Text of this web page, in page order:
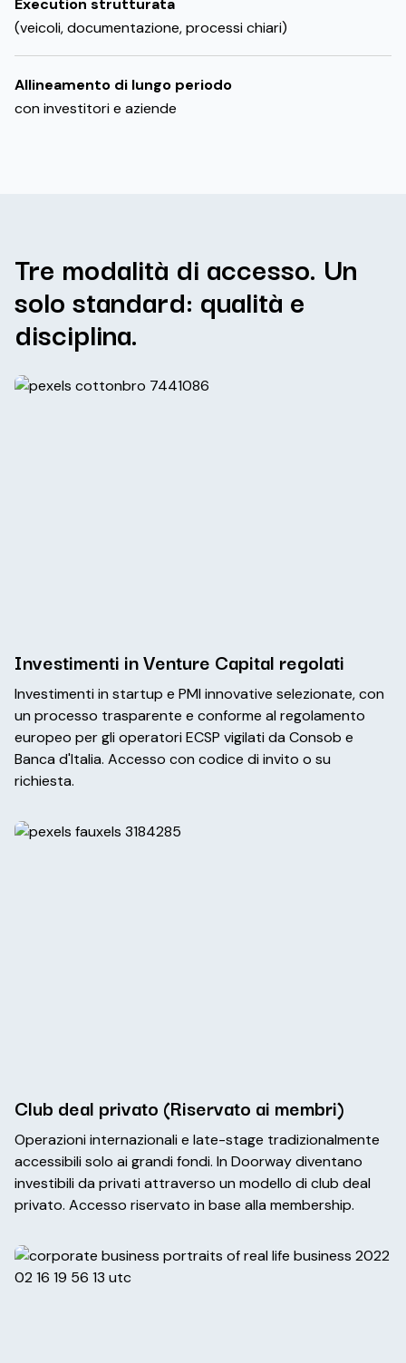
Execution strutturata
(veicoli, documentazione, processi chiari)
Allineamento di lungo periodo
con investitori e aziende
Tre modalità di accesso. Un
solo standard: qualità e
disciplina.
Investimenti in Venture Capital regolati
Investimenti in startup e PMI innovative selezionate, con
un processo trasparente e conforme al regolamento
europeo per gli operatori ECSP vigilati da Consob e
Banca d'Italia. Accesso con codice di invito o su
richiesta.
Club deal privato (Riservato ai membri)
Operazioni internazionali e late-stage tradizionalmente
accessibili solo ai grandi fondi. In Doorway diventano
investibili da privati attraverso un modello di club deal
privato. Accesso riservato in base alla membership.